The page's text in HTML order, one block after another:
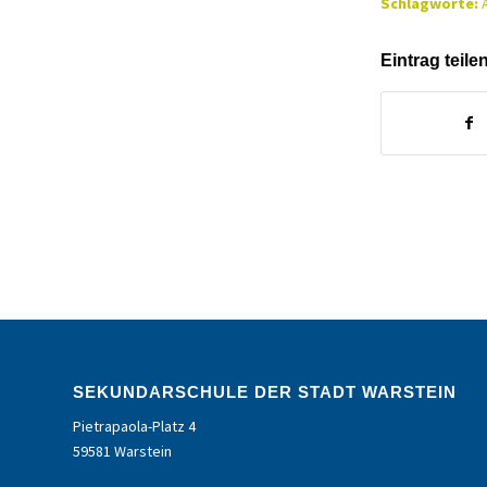
Eintrag teilen
SEKUNDARSCHULE DER STADT WARSTEIN
Pietrapaola-Platz 4
59581 Warstein